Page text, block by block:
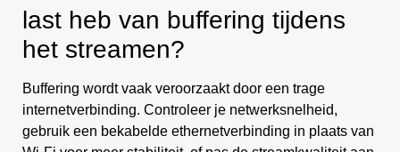
last heb van buffering tijdens
het streamen?
Buffering wordt vaak veroorzaakt door een trage
internetverbinding. Controleer je netwerksnelheid,
gebruik een bekabelde ethernetverbinding in plaats van